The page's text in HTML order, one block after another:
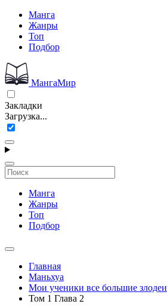
Манга
Жанры
Топ
Подбор
МангаМир
Закладки
Загрузка...
Манга
Жанры
Топ
Подбор
Главная
Маньхуа
Мои ученики все большие злодеи
Том 1 Глава 2